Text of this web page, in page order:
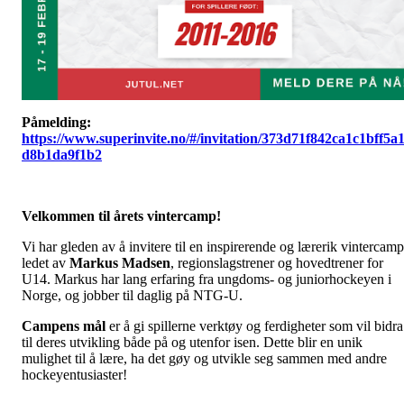
Påmelding:
https://www.superinvite.no/#/invitation/373d71f842ca1c1bff5a1
d8b1da9f1b2
Velkommen til årets vintercamp!
Vi har gleden av å invitere til en inspirerende og lærerik
ledet av Markus Madsen, regionslagstrener og hovedtrener for
U14. Markus har lang erfaring fra ungdoms- og juniorhockeyen i
Norge, og jobber til daglig på NTG-U.
Campens mål er å gi spillerne verktøy og ferdigheter som vil bidra
til deres utvikling både på og utenfor isen. Dette blir en unik
mulighet til å lære, ha det gøy og utvikle seg sammen med andre
hockeyentusiaster!